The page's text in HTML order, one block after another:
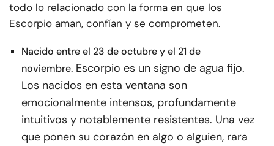
todo lo relacionado con la forma en que los
Escorpio aman, confían y se comprometen.
Nacido entre el 23 de octubre y el 21 de
noviembre. Escorpio es un signo de agua fijo.
Los nacidos en esta ventana son
emocionalmente intensos, profundamente
intuitivos y notablemente resistentes. Una vez
que ponen su corazón en algo o alguien, rara